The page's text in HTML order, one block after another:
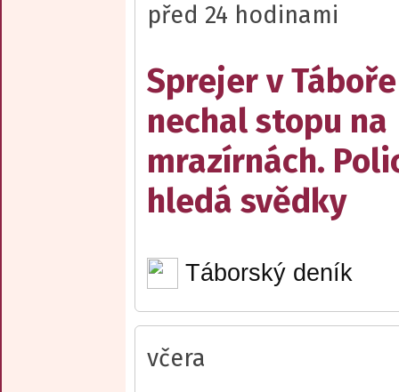
před 24 hodinami
Sprejer v Táboře
nechal stopu na
mrazírnách.
hledá svědky
Táborský deník
včera